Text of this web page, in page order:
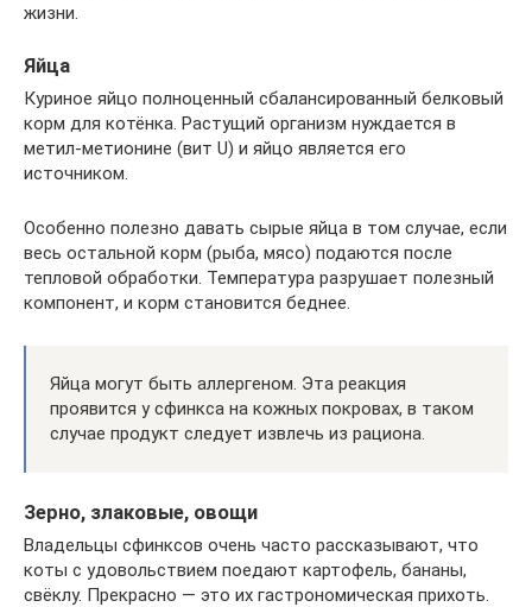
жизни.
Яйца
Куриное яйцо полноценный сбалансированный белковый
корм для котёнка. Растущий организм нуждается в
метил-метионине (вит U) и яйцо является его
источником.
Особенно полезно давать сырые яйца в том случае, если
весь остальной корм (рыба, мясо) подаются после
тепловой обработки. Температура разрушает полезный
компонент, и корм становится беднее.
Яйца могут быть аллергеном. Эта реакция
проявится у сфинкса на кожных покровах, в таком
случае продукт следует извлечь из рациона.
Зерно, злаковые, овощи
Владельцы сфинксов очень часто рассказывают, что
коты с удовольствием поедают картофель, бананы,
свёклу. Прекрасно — это их гастрономическая прихоть.